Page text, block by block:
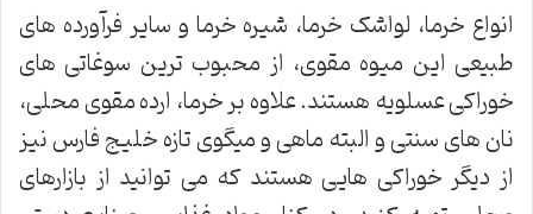
انواع خرما، لواشک خرما، شیره خرما و سایر فرآورده های
طبیعی این میوه مقوی، از محبوب ترین سوغاتی های
خوراکی عسلویه هستند. علاوه بر خرما، ارده مقوی محلی،
نان های سنتی و البته ماهی و میگوی تازه خلیج فارس نیز
از دیگر خوراکی هایی هستند که می توانید از بازارهای